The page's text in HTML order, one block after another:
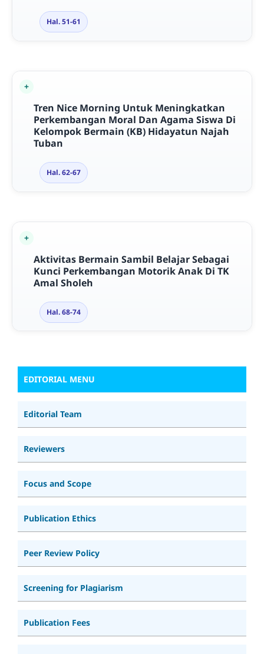
Hal. 51-61
Tren Nice Morning Untuk Meningkatkan
Perkembangan Moral Dan Agama Siswa Di
Kelompok Bermain (KB) Hidayatun Najah
Tuban
Hal. 62-67
Aktivitas Bermain Sambil Belajar Sebagai
Kunci Perkembangan Motorik Anak Di TK
Amal Sholeh
Hal. 68-74
EDITORIAL MENU
Editorial Team
Reviewers
Focus and Scope
Publication Ethics
Peer Review Policy
Screening for Plagiarism
Publication Fees